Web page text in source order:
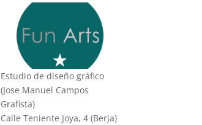
Estudio de diseño gráfico
(Jose Manuel Campos
Grafista)
Calle Teniente Joya, 4 (Berja)